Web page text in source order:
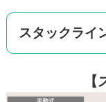
スタックライ